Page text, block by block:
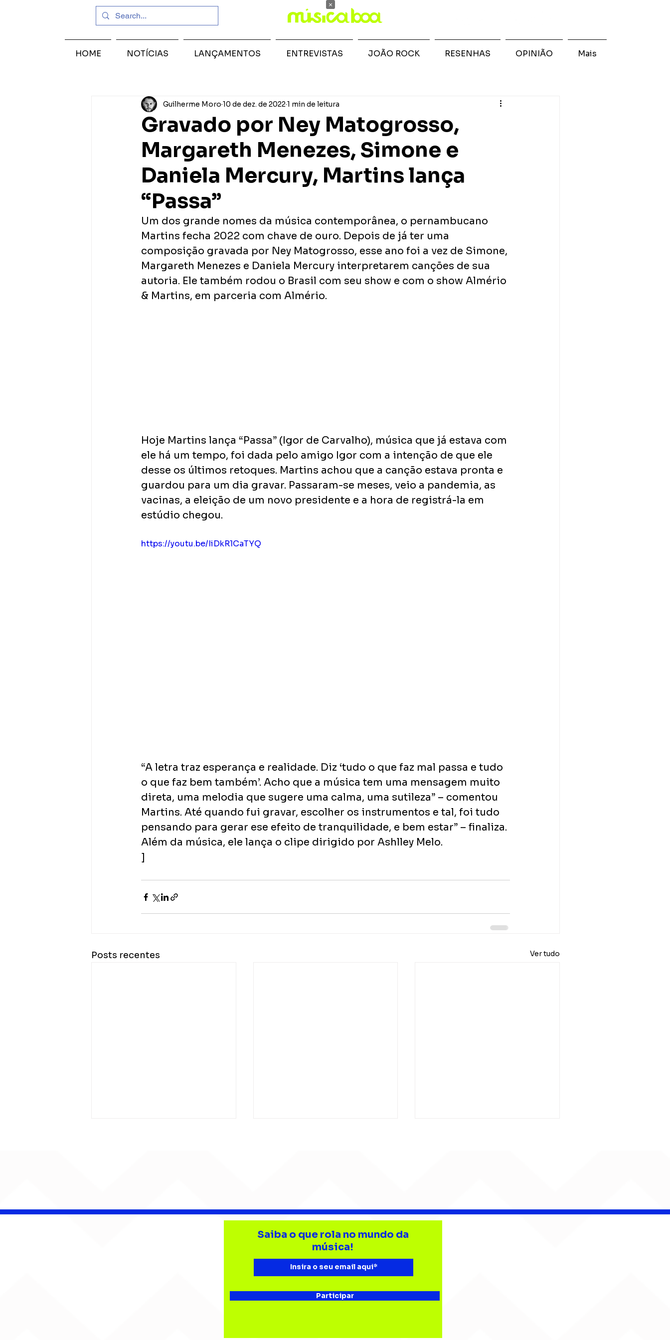
Gravado por Ney Matogrosso,
Margareth Menezes, Simone e
Daniela Mercury, Martins lança
“Passa”
Guilherme Moro 10 de dez. de 2022 1 min de leitura
Um dos grande nomes da música contemporânea, o pernambucano
Martins fecha 2022 com chave de ouro. Depois de já ter uma
composição gravada por Ney Matogrosso, esse ano foi a vez de Simone,
Margareth Menezes e Daniela Mercury interpretarem canções de sua
autoria. Ele também rodou o Brasil com seu show e com o show Almério
& Martins, em parceria com Almério.
Hoje Martins lança “Passa” (Igor de Carvalho), música que já estava com
ele há um tempo, foi dada pelo amigo Igor com a intenção de que ele
desse os últimos retoques. Martins achou que a canção estava pronta e
guardou para um dia gravar. Passaram-se meses, veio a pandemia, as
vacinas, a eleição de um novo presidente e a hora de registrá-la em
estúdio chegou.
https://youtu.be/IiDkR1CaTYQ
“A letra traz esperança e realidade. Diz ‘tudo o que faz mal passa e tudo
o que faz bem também’. Acho que a música tem uma mensagem muito
direta, uma melodia que sugere uma calma, uma sutileza” – comentou
Martins. Até quando fui gravar, escolher os instrumentos e tal, foi tudo
pensando para gerar ese efeito de tranquilidade, e bem estar” – finaliza.
Além da música, ele lança o clipe dirigido por Ashlley Melo.
]
Posts recentes Ver tudo
CHAMELEO acerta as
Barão Vermelho reúne
show em Ribeirão Preto
Bebé Pacheco e Ubandu
HOME NOTÍCIAS LANÇAMENTOS ENTREVISTAS JOÃO ROCK RESENHAS OPINIÃO Mais
Saiba o que rola no mundo da
música!
Participar
×